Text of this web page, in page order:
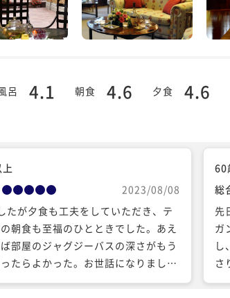
呂 4.1 朝食 4.6 夕食 4.6
2023/08/08
たが夕食も工夫をしていただき、テ
朝食も至福のひとときでした。あえ
部屋のジャグジーバスの深さがもう
たらよかった。お世話になりまし
60
総
先
ガ
し
さ
ジ